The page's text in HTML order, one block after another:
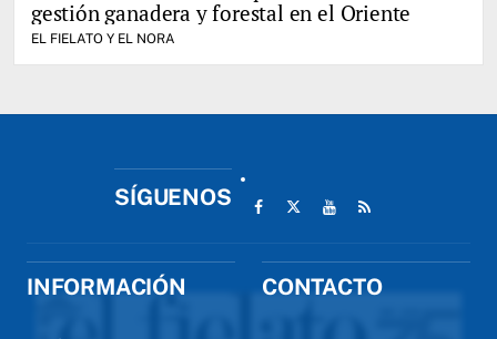
gestión ganadera y forestal en el Oriente
EL FIELATO Y EL NORA
SÍGUENOS
INFORMACIÓN CONTACTO